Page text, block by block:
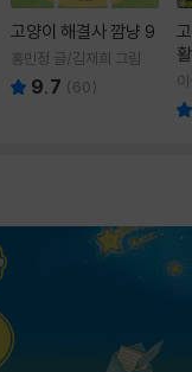
고양이 해결사 깜냥 9
홍민정 글/김재희 그림
9.7 (60)